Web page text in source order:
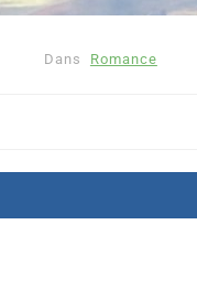
Dans Romance